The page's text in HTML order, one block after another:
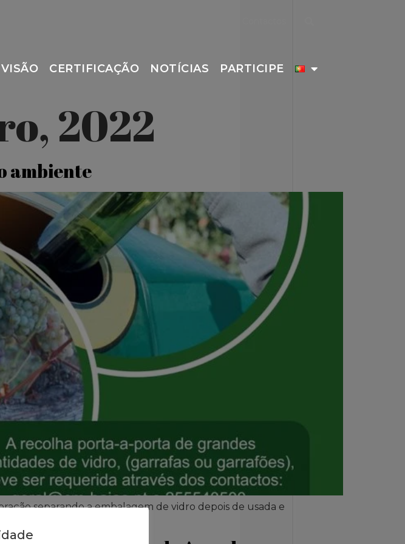
VISÃO CERTIFICAÇÃO NOTÍCIAS PARTICIPE
2022
ambiente
separando a embalagem de vidro depois de usada e
o lado!